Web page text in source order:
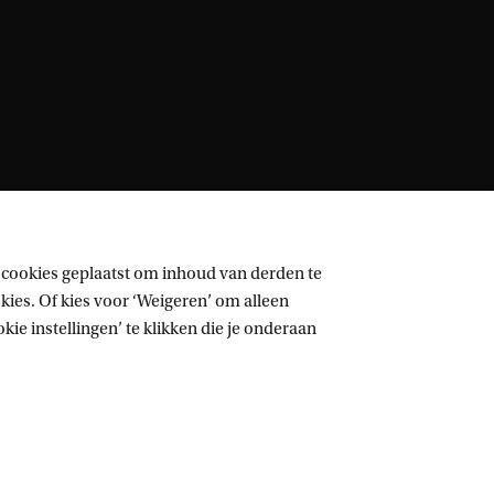
geplaatst om inhoud van derden te
Of kies voor ‘Weigeren’ om alleen
instellingen’ te klikken die je onderaan